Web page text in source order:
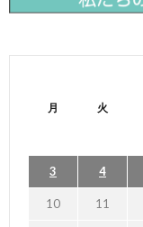
月 火
3 4
10 11